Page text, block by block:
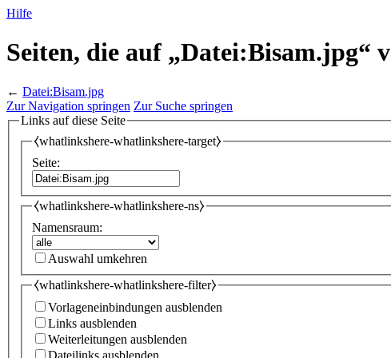
Hilfe
Seiten, die auf „Datei:Bisam.jpg“
← Datei:Bisam.jpg
Zur Navigation springen Zur Suche springen
Links auf diese Seite
⧼whatlinkshere-whatlinkshere-target⧽
Seite:
⧼whatlinkshere-whatlinkshere-ns⧽
Namensraum:
Auswahl umkehren
⧼whatlinkshere-whatlinkshere-filter⧽
Vorlageneinbindungen ausblenden
Links ausblenden
Weiterleitungen ausblenden